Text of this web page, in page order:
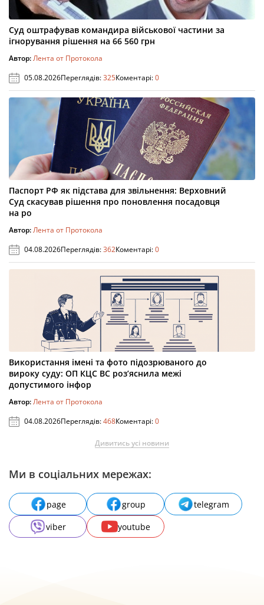
Суд оштрафував командира військової частини за
ігнорування рішення на 66 560 грн
Автор:Лента от Протокола
05.08.2026Переглядів:325Коментарі:0
Паспорт РФ як підстава для звільнення: Верховний
Суд скасував рішення про поновлення посадовця
на ро
Автор:Лента от Протокола
04.08.2026Переглядів:362Коментарі:0
Використання імені та фото підозрюваного до
вироку суду: ОП КЦС ВС роз’яснила межі
допустимого інфор
Автор:Лента от Протокола
04.08.2026Переглядів:468Коментарі:0
Дивитись усі новини
Ми в соціальних мережах:
page group
telegram
viber
youtube